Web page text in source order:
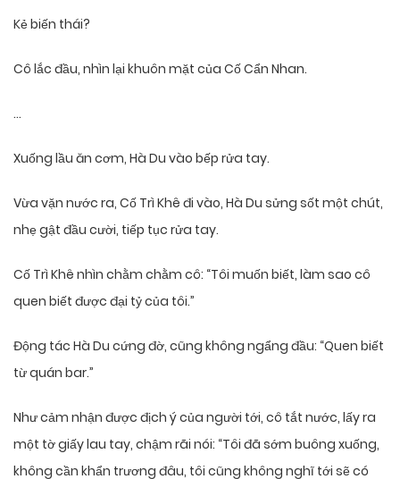
Kẻ biến thái?
Cô lắc đầu, nhìn lại khuôn mặt của Cố Cẩn Nhan.
…
Xuống lầu ăn cơm, Hà Du vào bếp rửa tay.
Vừa vặn nước ra, Cố Trì Khê đi vào, Hà Du sửng sốt một chút,
nhẹ gật đầu cười, tiếp tục rửa tay.
Cố Trì Khê nhìn chằm chằm cô: “Tôi muốn biết, làm sao cô
quen biết được đại tỷ của tôi.”
Động tác Hà Du cứng đờ, cũng không ngẩng đầu: “Quen biết
từ quán bar.”
Như cảm nhận được địch ý của người tới, cô tắt nước, lấy ra
một tờ giấy lau tay, chậm rãi nói: “Tôi đã sớm buông xuống,
không cần khẩn trương đâu, tôi cũng không nghĩ tới sẽ có